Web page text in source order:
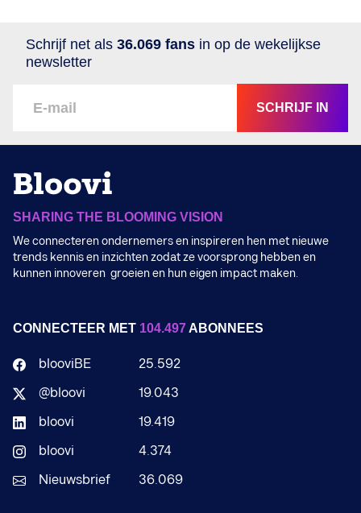
Schrijf net als 36.069 fans in op de wekelijkse
newsletter
SCHRIJF IN
SHARING THE BLOOMING VISION
We connecteren ondernemers en inspireren hen met nieuwe
trends kennis en inzichten zodat ze voorsprong hebben en
kunnen innoveren groeien en hun eigen impact maken.
CONNECTEER MET 104.497ABONNEES
blooviBE
25.592
@bloovi
19.043
bloovi
19.419
bloovi
4.374
Nieuwsbrief
36.069